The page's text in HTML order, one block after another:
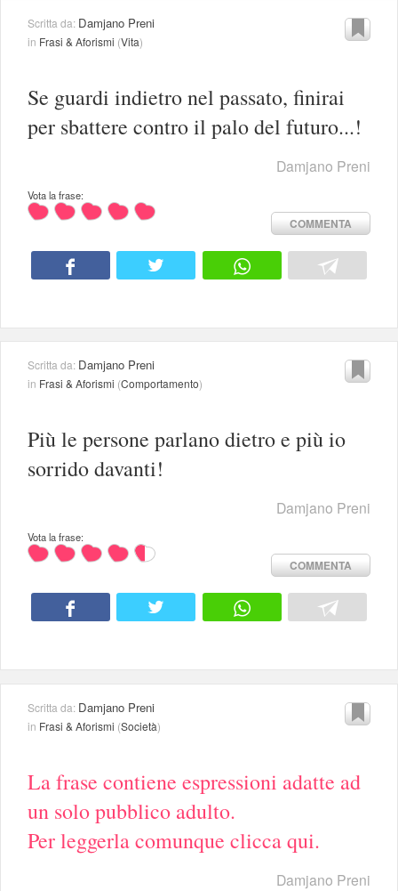
Scritta da: Damjano Preni
in Frasi & Aforismi (Vita)
Se guardi indietro nel passato, finirai
per sbattere contro il palo del futuro...!
Damjano Preni
Vota la frase:
COMMENTA
Scritta da: Damjano Preni
in Frasi & Aforismi (Comportamento)
Più le persone parlano dietro e più io
sorrido davanti!
Damjano Preni
Vota la frase:
COMMENTA
Scritta da: Damjano Preni
in Frasi & Aforismi (Società)
La frase contiene espressioni adatte ad
un solo pubblico adulto.
Per leggerla comunque clicca qui.
Damjano Preni